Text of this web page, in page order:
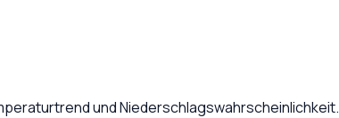
und Niederschlagswahrscheinlichkeit.